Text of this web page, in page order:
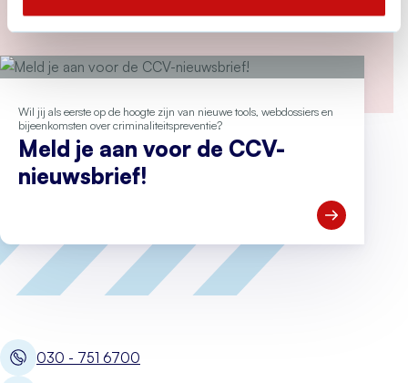
Meer over Tweede Kamer stemt in met
Wil jij als eerste op de hoogte zijn van nieuwe tools, webdossiers en
bijeenkomsten over criminaliteitspreventie?
Meld je aan voor de CCV-
nieuwsbrief!
Open Meld
030 - 751 6700